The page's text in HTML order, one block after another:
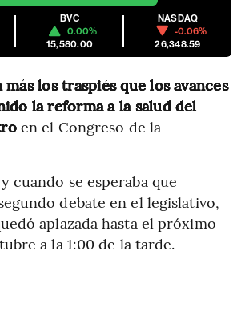
BVC
0.00%
15,580.00
NASDAQ
-0.06%
26,348.59
más los traspiés que los avances
la reforma a la salud del
en el Congreso de la
cuando se esperaba que
debate en el legislativo,
aplazada hasta el próximo
a la 1:00 de la tarde.